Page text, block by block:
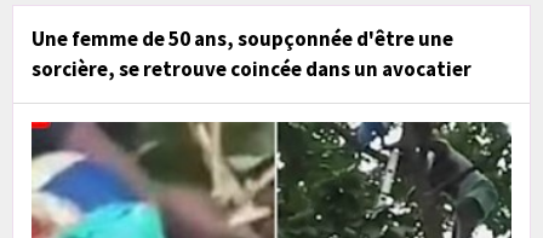
Une femme de 50 ans, soupçonnée d'être une
sorcière, se retrouve coincée dans un avocatier